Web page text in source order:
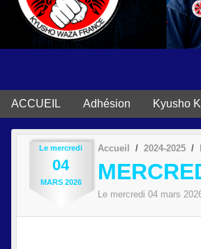
ACCUEIL Adhésion Kyusho
Le mercredi
04
MARS 2026
Accueil 2024-2025
Le mercredi 04 mars